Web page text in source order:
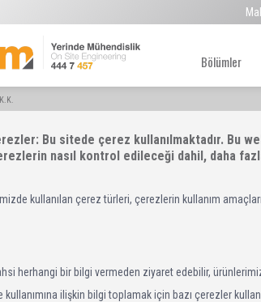
Bölümler
nasıl kontrol edileceği dahil, daha
kullanılan çerez türleri, çerezlerin kullanım
herhangi bir bilgi vermeden ziyaret edebilir,
ilişkin bilgi toplamak için bazı çerezler